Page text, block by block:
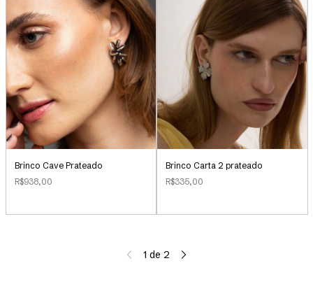
Brinco Cave Prateado
R$938,00
Brinco Carta 2 prateado
R$335,00
1 de 2